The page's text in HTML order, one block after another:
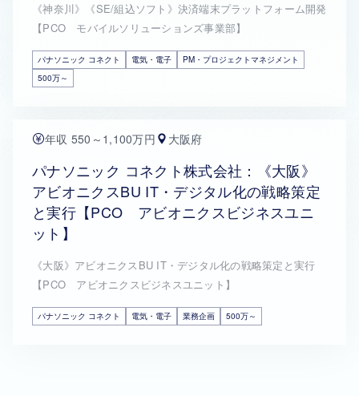
《神奈川》《SE/組込ソフト》決済端末プラットフォーム開発
【PCO モバイルソリューションズ事業部】
パナソニック コネクト 電気・電子
PM・プロジェクトマネジメント
500万～
年収 550～1,100万円 大阪府
パナソニック コネクト株式会社：《大阪》
アビオニクスBU IT・デジタル化の戦略策定
と実行【PCO アビオニクスビジネスユニ
ット】
《大阪》アビオニクスBU IT・デジタル化の戦略策定と実行
【PCO アビオニクスビジネスユニット】
パナソニック コネクト 電気・電子 業務企画 500万～